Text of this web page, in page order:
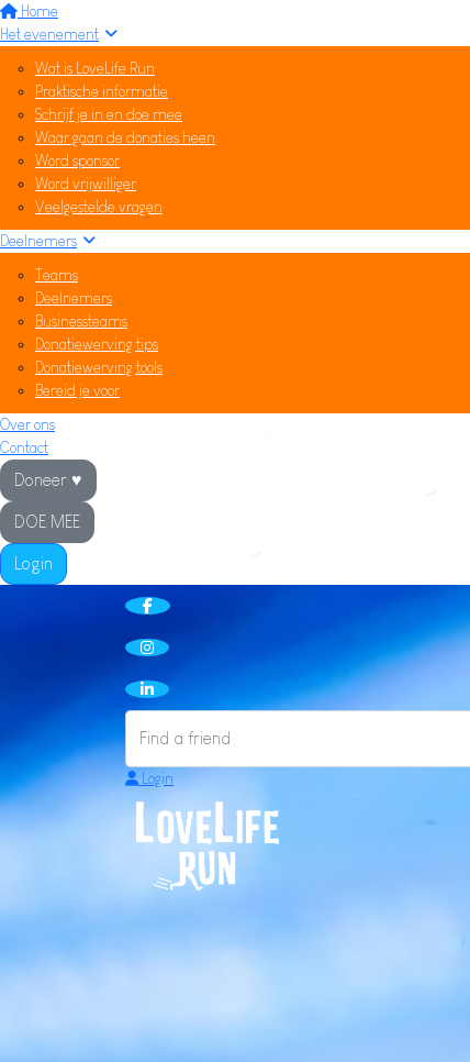
Home
Het evenement
Wat is LoveLife Run
Praktische informatie
Schrijf je in en doe mee
Waar gaan de donaties heen
Word sponsor
Word vrijwilliger
Veelgestelde vragen
Deelnemers
Teams
Deelnemers
Businessteams
Donatiewerving tips
Donatiewerving tools
Bereid je voor
Over ons
Contact
Doneer ♥
DOE MEE
Login
Login